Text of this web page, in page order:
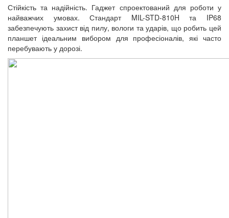
Стійкість та надійність. Гаджет спроектований для роботи у
найважчих умовах. Стандарт MIL-STD-810H та IP68
забезпечують захист від пилу, вологи та ударів, що робить цей
планшет ідеальним вибором для професіоналів, які часто
перебувають у дорозі.